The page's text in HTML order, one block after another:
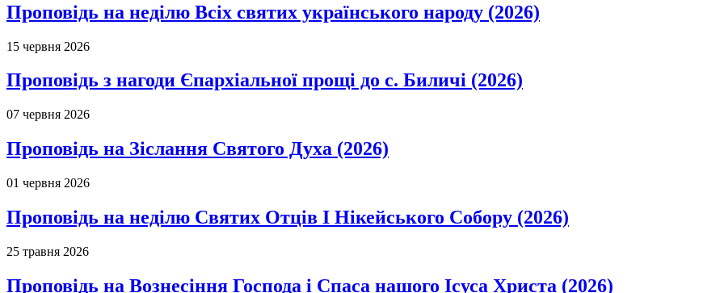
Проповідь на неділю Всіх святих українського народу (2026)
15 червня 2026
Проповідь з нагоди Єпархіальної прощі до с. Биличі (2026)
07 червня 2026
Проповідь на Зіслання Святого Духа (2026)
01 червня 2026
Проповідь на неділю Святих Отців І Нікейського Собору (2026)
25 травня 2026
Проповідь на Вознесіння Господа і Спаса нашого Ісуса Христа (2026)